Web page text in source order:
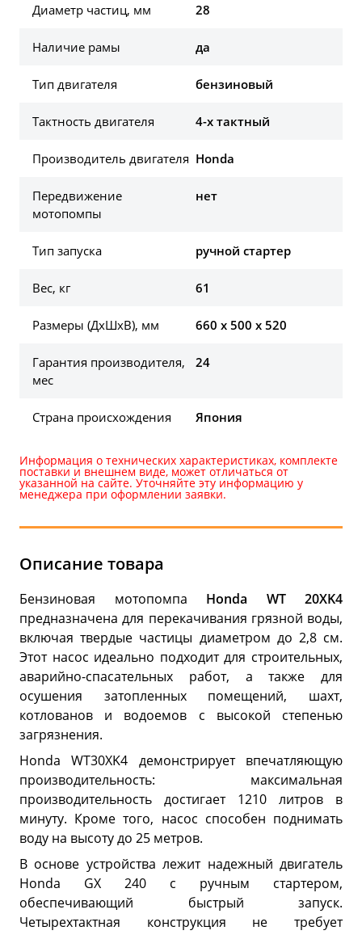
Диаметр частиц, мм 28
Наличие рамы да
Тип двигателя бензиновый
Тактность двигателя 4-х тактный
Производитель двигателя Honda
Передвижение
мотопомпы
нет
Тип запуска ручной стартер
Вес, кг 61
Размеры (ДхШхВ), мм 660 х 500 х 520
Гарантия производителя,
мес
24
Страна происхождения Япония
Информация о технических характеристиках, комплекте
поставки и внешнем виде, может отличаться от
указанной на сайте. Уточняйте эту информацию у
менеджера при оформлении заявки.
Описание товара
Бензиновая мотопомпа Honda WT 20XK4
предназначена для перекачивания грязной воды,
включая твердые частицы диаметром до 2,8 см.
Этот насос идеально подходит для строительных,
аварийно-спасательных работ, а также для
осушения затопленных помещений, шахт,
котлованов и водоемов с высокой степенью
загрязнения.
Honda WT30XK4 демонстрирует впечатляющую
производительность: максимальная
производительность достигает 1210 литров в
минуту. Кроме того, насос способен поднимать
воду на высоту до 25 метров.
В основе устройства лежит надежный двигатель
Honda GX 240 с ручным стартером,
обеспечивающий быстрый запуск.
Четырехтактная конструкция не требует